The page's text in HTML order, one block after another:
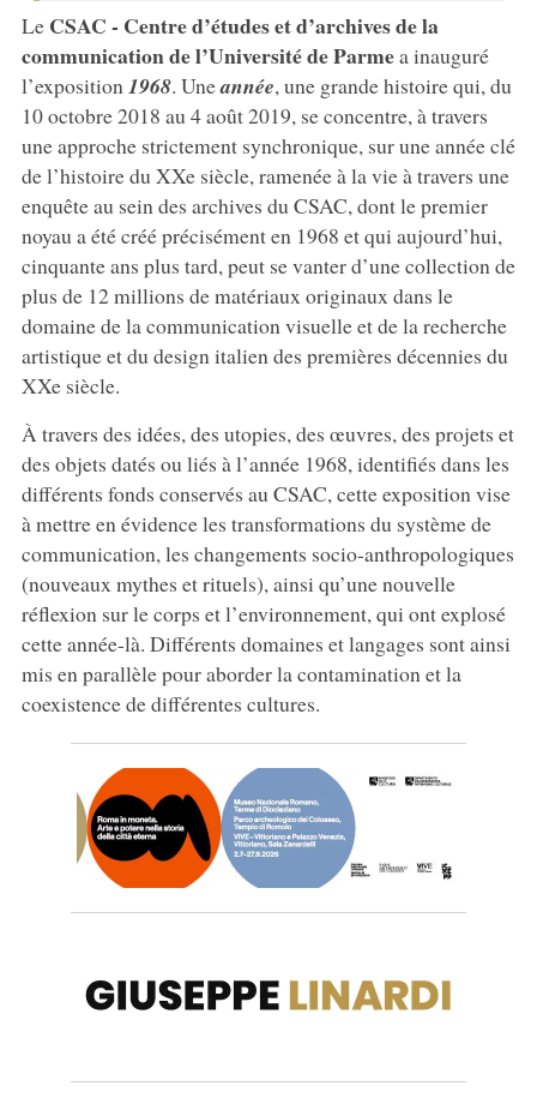
Le CSAC - Centre d’études et d’archives de la
communication de l’Université de Parmea inauguré
l’exposition 1968. Uneannée, une grande histoire qui, du
10 octobre 2018 au 4 août 2019, se concentre, à travers
une approche strictement synchronique, sur une année clé
de l’histoire du XXe siècle, ramenée à la vie à travers une
enquête au sein des archives du CSAC, dont le premier
noyau a été créé précisément en 1968 et qui aujourd’hui,
cinquante ans plus tard, peut se vanter d’une collection de
plus de 12 millions de matériaux originaux dans le
domaine de la communication visuelle et de la recherche
artistique et du design italien des premières décennies du
XXe siècle.
À travers des idées, des utopies, des œuvres, des projets et
des objets datés ou liés à l’année 1968, identifiés dans les
différents fonds conservés au CSAC, cette exposition vise
à mettre en évidence les transformations du système de
communication, les changements socio-anthropologiques
(nouveaux mythes et rituels), ainsi qu’une nouvelle
réflexion sur le corps et l’environnement, qui ont explosé
cette année-là. Différents domaines et langages sont ainsi
mis en parallèle pour aborder la contamination et la
coexistence de différentes cultures.